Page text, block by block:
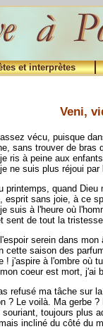
et interprètes
Veni,
vécu, puisque
sans trouver de bras
ris à peine aux
ne suis plus réjoui par
printemps, quand Dieu
esprit sans joie, à ce
suis à l'heure où
sent de tout la
serein dans
cette saison des
! j'aspire à l'ombre où
coeur est mort, j'ai
refusé ma tâche sur
? Le voilà. Ma gerbe ?
toujours plus
incliné du côté du